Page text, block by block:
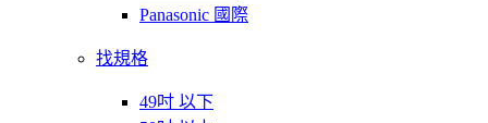
Panasonic 國際
找規格
49吋 以下